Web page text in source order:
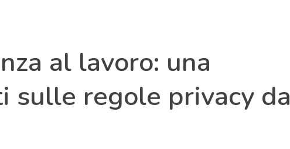
al lavoro: una
sulle regole privacy da